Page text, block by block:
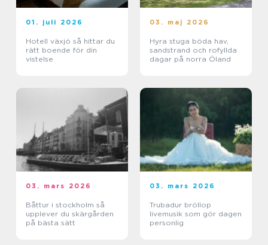
01. juli 2026
Hotell växjö så hittar du
rätt boende för din
vistelse
03. maj 2026
Hyra stuga böda hav,
sandstrand och rofyllda
dagar på norra Öland
03. mars 2026
Båttur i stockholm så
upplever du skärgården
på bästa sätt
03. mars 2026
Trubadur bröllop
livemusik som gör dagen
personlig